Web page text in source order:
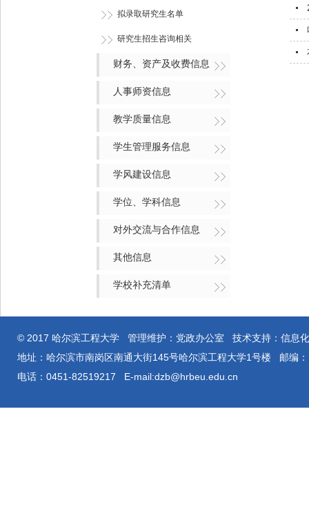
拟录取研究生名单
研究生招生咨询相关
财务、资产及收费信息
人事师资信息
教学质量信息
学生管理服务信息
学风建设信息
学位、学科信息
对外交流与合作信息
其他信息
学校补充清单
© 2017 哈尔滨工程大学 管理维护：党政办公室 技术支持：信息
地址：哈尔滨市南岗区南通大街145号哈尔滨工程大学1号楼 邮编
电话：0451-82519217 E-mail:dzb@hrbeu.edu.cn